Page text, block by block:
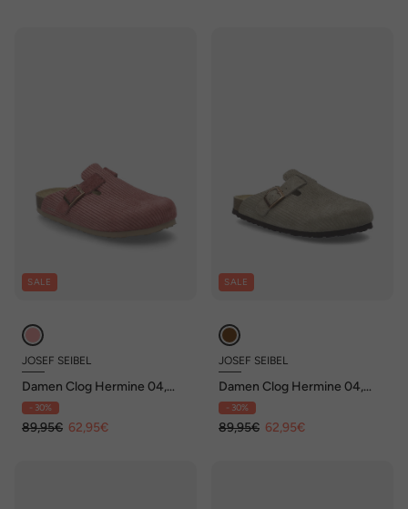
SALE
JOSEF SEIBEL
Damen Clog Hermine 04,
altrosa
- 30%
89,95€ 62,95€
SALE
JOSEF SEIBEL
Damen Clog Hermine 04,
taupe
- 30%
89,95€ 62,95€